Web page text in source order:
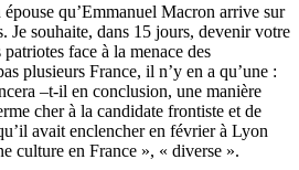
épouse qu’Emmanuel Macron arrive sur
Je souhaite, dans 15 jours, devenir votre
face à la menace des
plusieurs France, il n’y en a qu’une :
–t-il en conclusion, une manière
cher à la candidate frontiste et de
avait enclencher en février à Lyon
culture en France », « diverse ».